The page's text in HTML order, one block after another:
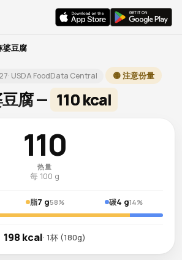
婆豆腐
· USDA FoodData Central 🟡 注意份量
腐 — 110 kcal
110
热量
每 100 g
脂7 g58% 碳4 g14%
198 kcal· 1杯 (180g)